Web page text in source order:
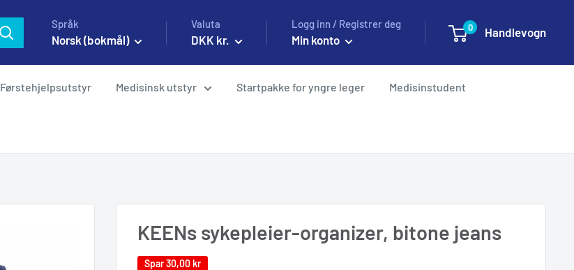
Språk
Norsk (bokmål)
Valuta
DKK kr.
Logg inn / Registrer deg
Min konto
0 Handlevogn
Førstehjelpsutstyr Medisinsk utstyr Startpakke for yngre leger Medisinstudent
KEENs sykepleier-organizer, bitone jeans
Spar30,00 kr